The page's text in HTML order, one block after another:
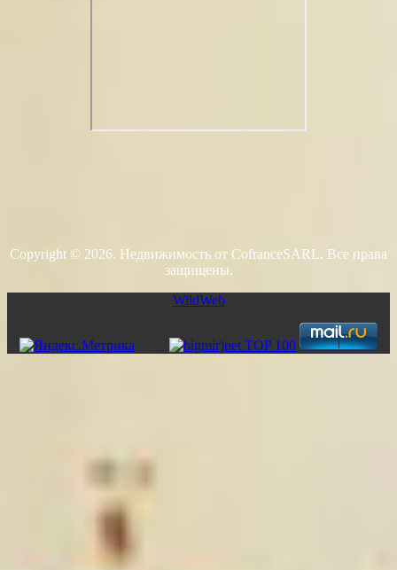
Copyright © 2026. Недвижимость от CofranceSARL. Все права
защищены.
WildWeb